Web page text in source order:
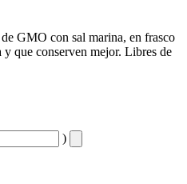
GMO con sal marina, en frasco
que conserven mejor. Libres de
)